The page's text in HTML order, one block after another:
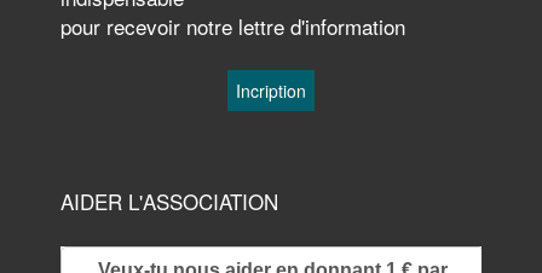
pour recevoir notre lettre d'information
AIDER L'ASSOCIATION